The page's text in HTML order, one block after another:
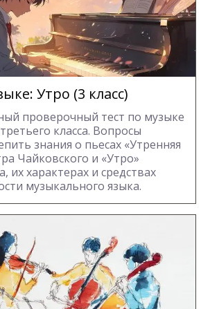
Утро (3 класс)
проверочный тест по музыке
класса. Вопросы
знания о пьесах «Утренняя
Чайковского и «Утро»
их характерах и средствах
музыкального языка.